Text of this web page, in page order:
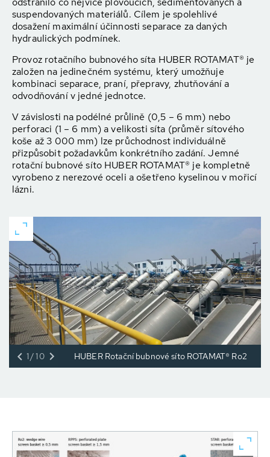
suspendovaných materiálů. Cílem je spolehlivé
dosažení maximální účinnosti separace za daných
hydraulických podmínek.
Provoz rotačního bubnového síta HUBER ROTAMAT® je
založen na jedinečném systému, který umožňuje
kombinaci separace, praní, přepravy, zhutňování a
odvodňování v jedné jednotce.
V závislosti na podélné průlině (0,5 – 6 mm) nebo
perforaci (1 – 6 mm) a velikosti síta (průměr sítového
koše až 3 000 mm) lze průchodnost individuálně
přizpůsobit požadavkům konkrétního zadání. Jemné
rotační bubnové síto HUBER ROTAMAT® je kompletně
vyrobeno z nerezové oceli a ošetřeno kyselinou v mořicí
lázni.
HUBER Rotační bubnové síto ROTAMAT® Ro2
1/10